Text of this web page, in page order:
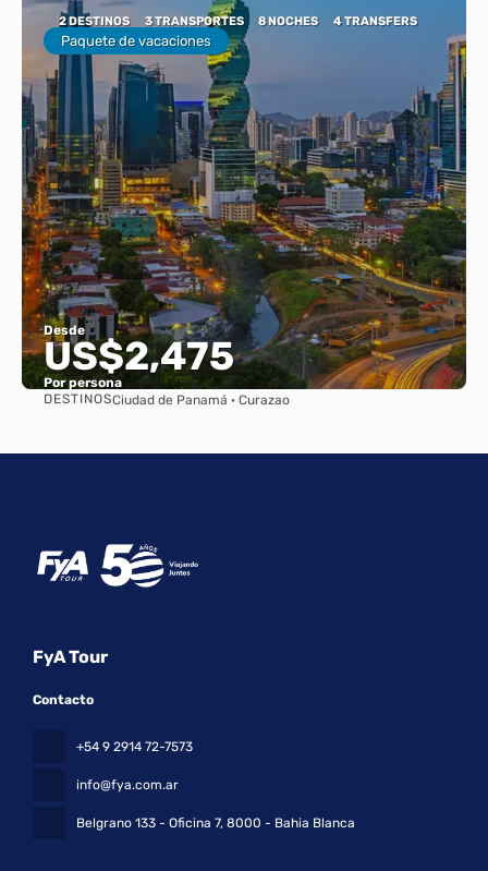
2 DESTINOS 3 TRANSPORTES 8 NOCHES 4 TRANSFERS
Paquete de vacaciones
Desde
US$2,475
Por persona
Ver
DESTINOSCiudad de Panamá · Curazao
FyA Tour
Contacto
+54 9 2914 72-7573
info@fya.com.ar
Belgrano 133 - Oficina 7, 8000 - Bahia Blanca